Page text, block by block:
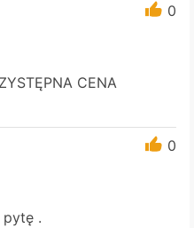
0
CENA
0
.